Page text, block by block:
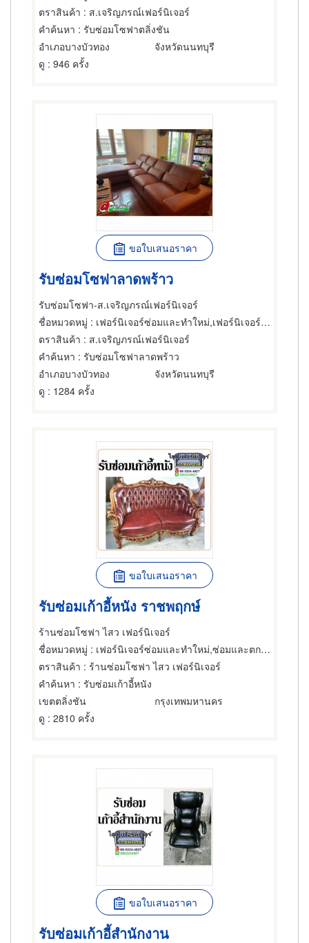
ตราสินค้า : ส.เจริญภรณ์เฟอร์นิเจอร์
คำค้นหา : รับซ่อมโซฟาตลิ่งชัน
อำเภอบางบัวทอง
จังหวัดนนทบุรี
ดู : 946 ครั้ง
ขอใบเสนอราคา
รับซ่อมโซฟาลาดพร้าว
รับซ่อมโซฟา-ส.เจริญภรณ์เฟอร์นิเจอร์
ชื่อหมวดหมู่ : เฟอร์นิเจอร์ซ่อมและทำใหม่,เฟอร์นิเจอร์ซ่อมและทำใหม่
ตราสินค้า : ส.เจริญภรณ์เฟอร์นิเจอร์
คำค้นหา : รับซ่อมโซฟาลาดพร้าว
อำเภอบางบัวทอง
จังหวัดนนทบุรี
ดู : 1284 ครั้ง
ขอใบเสนอราคา
รับซ่อมเก้าอี้หนัง ราชพฤกษ์
ร้านซ่อมโซฟา ไสว เฟอร์นิเจอร์
ชื่อหมวดหมู่ : เฟอร์นิเจอร์ซ่อมและทำใหม่,ซ่อมและตกแต่งเฟอร์นิเจอร์และอุปกรณ์สำนักงาน,เฟอร์นิเจอร์ซ่อมและทำใหม่
ตราสินค้า : ร้านซ่อมโซฟา ไสว เฟอร์นิเจอร์
คำค้นหา : รับซ่อมเก้าอี้หนัง
เขตตลิ่งชัน
กรุงเทพมหานคร
ดู : 2810 ครั้ง
ขอใบเสนอราคา
รับซ่อมเก้าอี้สำนักงาน